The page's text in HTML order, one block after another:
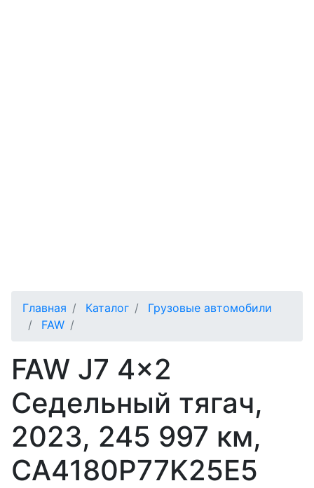
Главная Каталог
Грузовые автомобили
FAW
FAW J7 4x2
Седельный тягач,
2023, 245 997 км,
CA4180P77K25E5